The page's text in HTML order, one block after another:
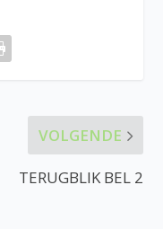
VOLGENDE
TERUGBLIK BEL 2